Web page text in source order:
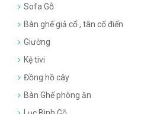
Sofa Gỗ
Bàn ghế giả cổ , tân cổ điển
Giường
Kệ tivi
Đồng hồ cây
Bàn Ghế phòng ăn